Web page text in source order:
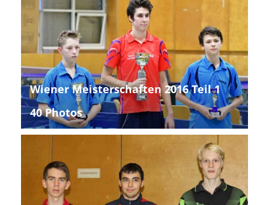
Wiener Meisterschaften 2016 Teil 1
40 Photos